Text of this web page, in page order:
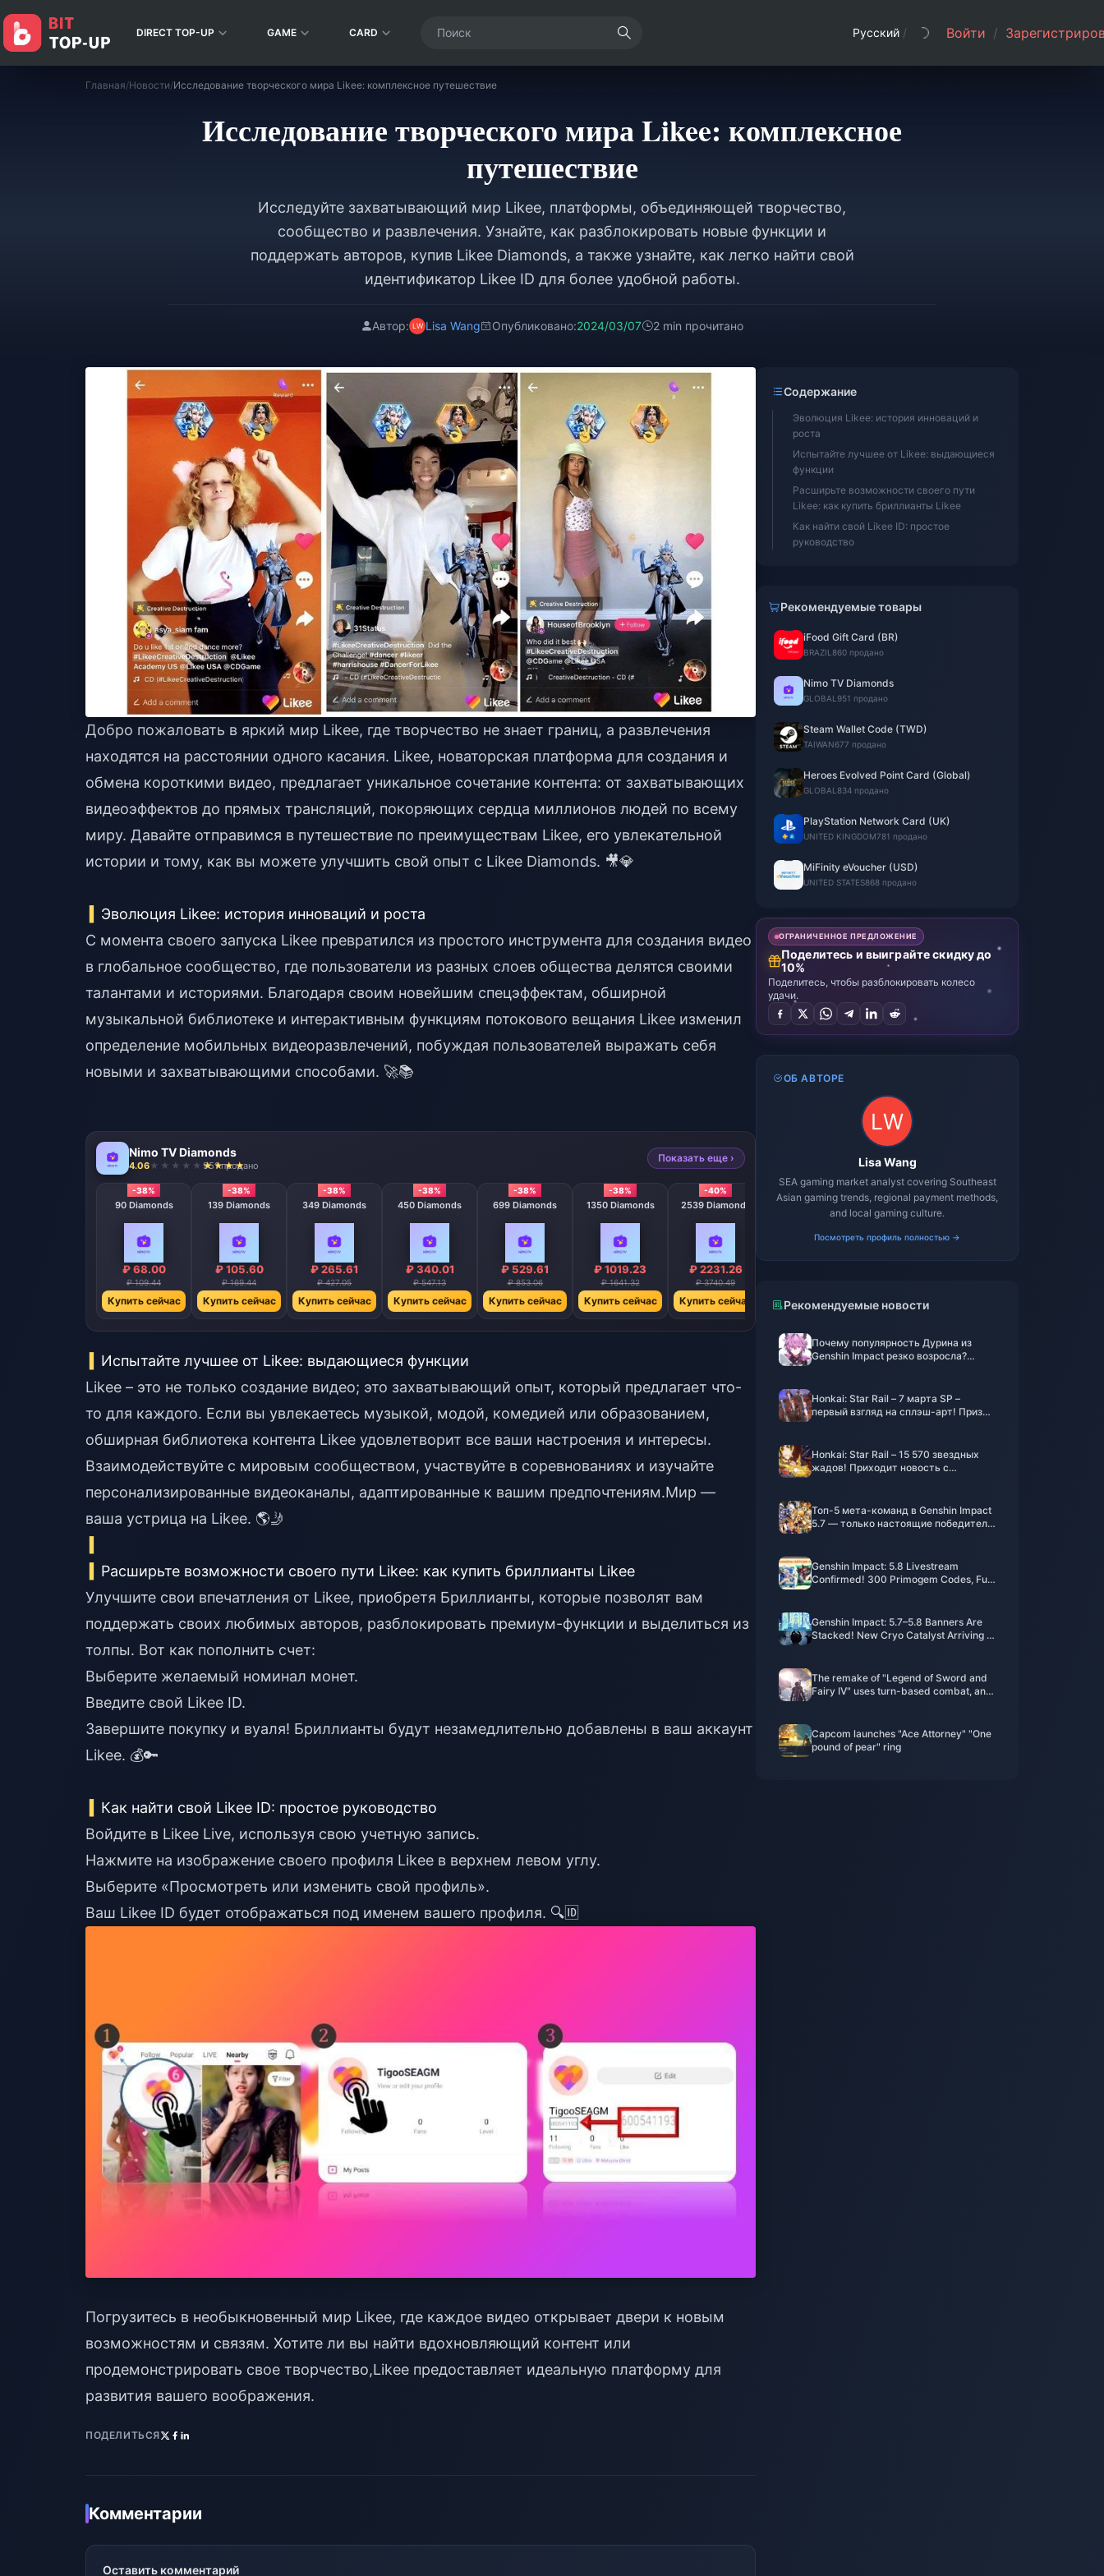
DIRECT TOP-UP GAME CARD Русский / Войти /
Главная/Новости/Исследование творческого мира Likee: комплексное путешествие
Исследование творческого мира Likee: комплексное
путешествие
Исследуйте захватывающий мир Likee, платформы, объединяющей творчество,
сообщество и развлечения. Узнайте, как разблокировать новые функции и
поддержать авторов, купив Likee Diamonds, а также узнайте, как легко найти свой
идентификатор Likee ID для более удобной работы.
Автор: Lisa Wang Опубликовано:2024/03/07 2 min прочитано
Добро пожаловать в яркий мир Likee, где творчество не знает границ, а развлечения
находятся на расстоянии одного касания. Likee, новаторская платформа для создания и
обмена короткими видео, предлагает уникальное сочетание контента: от захватывающих
видеоэффектов до прямых трансляций, покоряющих сердца миллионов людей по всему
миру. Давайте отправимся в путешествие по преимуществам Likee, его увлекательной
истории и тому, как вы можете улучшить свой опыт с Likee Diamonds. 🎥💎
Эволюция Likee: история инноваций и роста
С момента своего запуска Likee превратился из простого инструмента для создания видео
в глобальное сообщество, где пользователи из разных слоев общества делятся своими
талантами и историями. Благодаря своим новейшим спецэффектам, обширной
музыкальной библиотеке и интерактивным функциям потокового вещания Likee изменил
определение мобильных видеоразвлечений, побуждая пользователей выражать себя
новыми и захватывающими способами. 🚀📚
Nimo TV Diamonds
4.06 951 продано
Показать еще ›
-38%
90 Diamonds
₽ 68.00
₽ 109.44
Купить сейчас
-38%
139 Diamonds
₽ 105.60
₽ 169.44
Купить сейчас
-38%
349 Diamonds
₽ 265.61
₽ 427.05
Купить сейчас
-38%
450 Diamonds
₽ 340.01
₽ 547.13
Купить сейчас
-38%
699 Diamonds
₽ 529.61
₽ 853.06
Купить сейчас
-38%
1350 Diamonds
₽ 1019.23
₽ 1641.32
Купить сейчас
-40%
2539 Diamonds
₽ 2231.26
₽ 3740.49
Купить сейчас
-38%
3499 Diamonds
Купить сейчас
4500 Diamonds
Купить сейчас
6999 Diamonds
Испытайте лучшее от Likee: выдающиеся функции
Likee – это не только создание видео; это захватывающий опыт, который предлагает что-
то для каждого. Если вы увлекаетесь музыкой, модой, комедией или образованием,
обширная библиотека контента Likee удовлетворит все ваши настроения и интересы.
Взаимодействуйте с мировым сообществом, участвуйте в соревнованиях и изучайте
персонализированные видеоканалы, адаптированные к вашим предпочтениям.Мир —
ваша устрица на Likee. 🌎🤳
Расширьте возможности своего пути Likee: как купить бриллианты Likee
Улучшите свои впечатления от Likee, приобретя Бриллианты, которые позволят вам
поддержать своих любимых авторов, разблокировать премиум-функции и выделиться из
толпы. Вот как пополнить счет:
Выберите желаемый номинал монет.
Введите свой Likee ID.
Завершите покупку и вуаля! Бриллианты будут незамедлительно добавлены в ваш аккаунт
Likee. 💰🔑
Как найти свой Likee ID: простое руководство
Войдите в Likee Live, используя свою учетную запись.
Нажмите на изображение своего профиля Likee в верхнем левом углу.
Выберите «Просмотреть или изменить свой профиль».
Ваш Likee ID будет отображаться под именем вашего профиля. 🔍🆔
Погрузитесь в необыкновенный мир Likee, где каждое видео открывает двери к новым
возможностям и связям. Хотите ли вы найти вдохновляющий контент или
продемонстрировать свое творчество,Likee предоставляет идеальную платформу для
развития вашего воображения.
ПОДЕЛИТЬСЯ
Комментарии
Оставить комментарий
Содержание
Эволюция Likee: история инноваций и
роста
Испытайте лучшее от Likee: выдающиеся
функции
Расширьте возможности своего пути
Likee: как купить бриллианты Likee
Как найти свой Likee ID: простое
руководство
Рекомендуемые товары
iFood Gift Card (BR)
BRAZIL 860 продано
Nimo TV Diamonds
GLOBAL 951 продано
Steam Wallet Code (TWD)
TAIWAN677 продано
Heroes Evolved Point Card (Global)
GLOBAL 834 продано
PlayStation Network Card (UK)
UNITED KINGDOM781 продано
MiFinity eVoucher (USD)
UNITED STATES868 продано
ОГРАНИЧЕННОЕ ПРЕДЛОЖЕНИЕ
Поделитесь и выиграйте скидку до
10%
Поделитесь, чтобы разблокировать колесо
удачи.
ОБ АВТОРЕ
Lisa Wang
SEA gaming market analyst covering Southeast
Asian gaming trends, regional payment methods,
and local gaming culture.
Посмотреть профиль полностью →
Рекомендуемые новости
Почему популярность Дурина из
Genshin Impact резко возросла?
Honkai: Star Rail – 7 марта SP –
первый взгляд на сплэш-арт! Призыв
Honkai: Star Rail – 15 570 звездных
жадов! Приходит новость с
Топ-5 мета-команд в Genshin Impact
5.7 — только настоящие победители
Genshin Impact: 5.8 Livestream
Confirmed! 300 Primogem Codes, Full
Genshin Impact: 5.7–5.8 Banners Are
Stacked! New Cryo Catalyst Arriving in
The remake of "Legend of Sword and
Fairy IV" uses turn-based combat, and
Capcom launches "Ace Attorney" "One
pound of pear" ring